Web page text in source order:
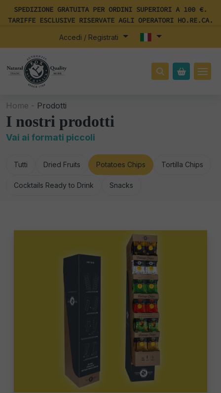
SPEDIZIONE GRATUITA PER ORDINI SUPERIORI A 100 €.
TARIFFE ESCLUSIVE RISERVATE AGLI OPERATORI HO.RE.CA.
Accedi / Registrati
Home - Prodotti
I nostri prodotti
Vai ai formati piccoli
Tutti Dried Fruits Potatoes Chips Tortilla Chips
Cocktails Ready to Drink Snacks